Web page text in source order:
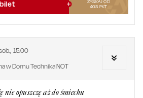
ZYSKAJ OD
405 PKT
,15.00
w Domu Technika NOT
nie opuszczę aż do śmiechu